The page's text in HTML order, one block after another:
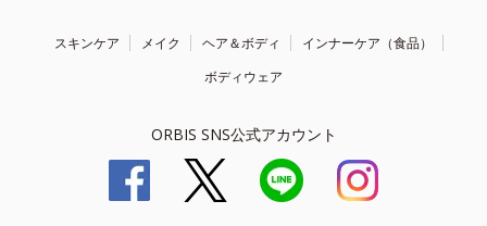
スキンケア メイク ヘア＆ボディ
インナーケア（食品）
ボディウェア
ORBIS SNS公式アカウント